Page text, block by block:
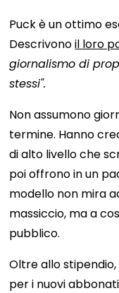
Puck è un ottimo
Descrivonoil loro
giornalismo di
stessi".
Non assumono
termine. Hanno
di alto livello che
poi offrono in un
modello non mira
massiccio, ma a
pubblico.
Oltre allo
per i nuovi